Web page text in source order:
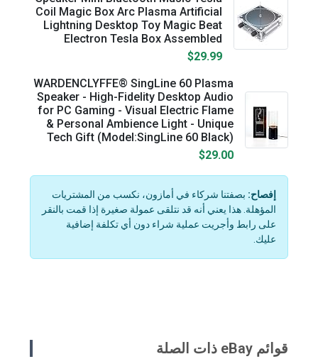
Coil Magic Box Arc Plasma Artificial
Lightning Desktop Toy Magic Beat
Electron Tesla Box Assembled
$29.99
WARDENCLYFFE® SingLine 60 Plasma
Speaker - High-Fidelity Desktop Audio
for PC Gaming - Visual Electric Flame
& Personal Ambience Light - Unique
Tech Gift (Model:SingLine 60 Black)
$29.00
إفصاح:بصفتنا شركاء في أمازون، نكسب من المشتريات
المؤهلة. هذا يعني أنه قد نتلقى عمولة صغيرة إذا قمت بالنقر
على رابط وأجريت عملية شراء دون أي تكلفة إضافية
عليك.
قوائم eBay ذات الصلة